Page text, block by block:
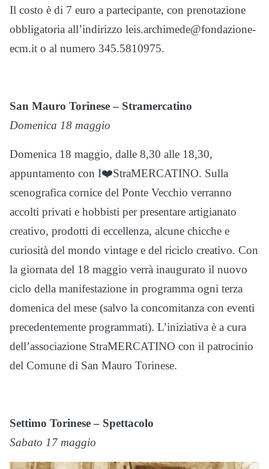
Il costo è di 7 euro a partecipante, con prenotazione
obbligatoria all’indirizzo leis.archimede@fondazione-
ecm.it o al numero 345.5810975.
San Mauro Torinese – Stramercatino
Domenica 18 maggio
Domenica 18 maggio, dalle 8,30 alle 18,30,
appuntamento con I❤️StraMERCATINO. Sulla
scenografica cornice del Ponte Vecchio verranno
accolti privati e hobbisti per presentare artigianato
creativo, prodotti di eccellenza, alcune chicche e
curiosità del mondo vintage e del riciclo creativo. Con
la giornata del 18 maggio verrà inaugurato il nuovo
ciclo della manifestazione in programma ogni terza
domenica del mese (salvo la concomitanza con eventi
precedentemente programmati). L’iniziativa è a cura
dell’associazione StraMERCATINO con il patrocinio
del Comune di San Mauro Torinese.
Settimo Torinese – Spettacolo
Sabato 17 maggio